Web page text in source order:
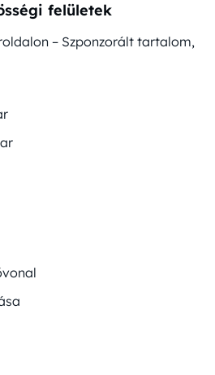
felületek
– Szponzorált tartalom,